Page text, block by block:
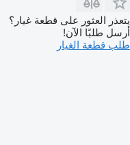
يتعذر العثور على قطعة غيار؟
أرسل طلبًا الآن!
طلب قطعة الغيار